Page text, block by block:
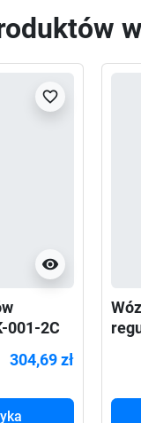
visibility
favorite_border
001-2C
304,69 zł